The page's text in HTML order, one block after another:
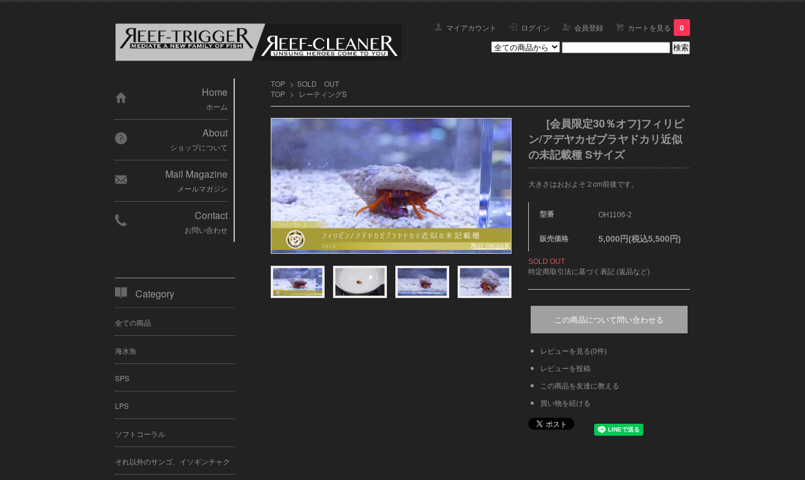
マイアカウント ログイン 会員登録 カートを見る 0
TOP > SOLD OUT
TOP > レーティングS
[会員限定30％オフ]フィリピ
ン/アデヤカゼブラヤドカリ近似
の未記載種 Sサイズ
大きさはおおよそ２cm前後です。
型番 OH1106-2
販売価格 5,000円(税込5,500円)
SOLD OUT
特定商取引法に基づく表記 (返品など)
この商品について問い合わせる
レビューを見る(0件)
レビューを投稿
この商品を友達に教える
買い物を続ける
Home
ホーム
About
ショップについて
Mail Magazine
メールマガジン
Contact
お問い合わせ
Category
全ての商品
海水魚
SPS
LPS
ソフトコーラル
それ以外のサンゴ、イソギンチャク